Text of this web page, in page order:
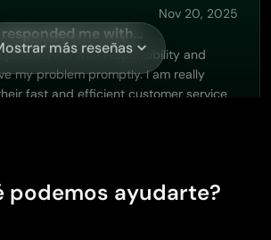
Nov 20, 2025
me with…
me with responsibility and
my problem promptly. I am really
fast and efficient customer service
más reseñas
podemos ayudarte?